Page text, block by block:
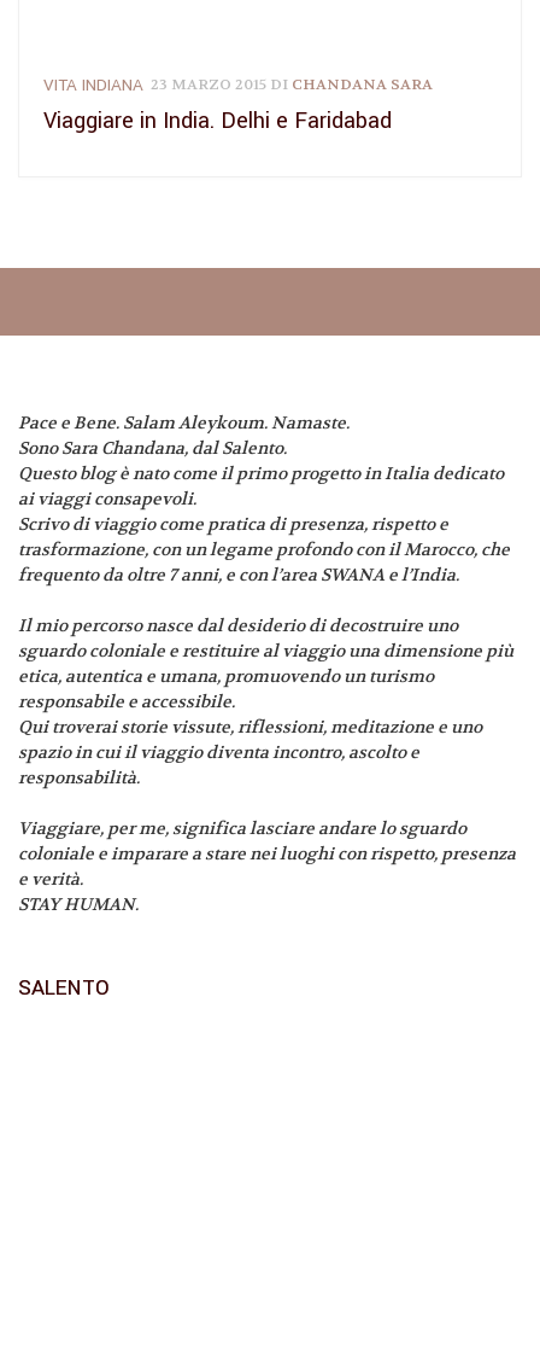
VITA INDIANA 23 MARZO 2015 DI CHANDANA SARA
Viaggiare in India. Delhi e Faridabad
Pace e Bene. Salam Aleykoum. Namaste.
Sono Sara Chandana, dal Salento.
Questo blog è nato come il primo progetto in Italia dedicato
ai viaggi consapevoli.
Scrivo di viaggio come pratica di presenza, rispetto e
trasformazione, con un legame profondo con il Marocco, che
frequento da oltre 7 anni, e con l’area SWANA e l’India.
Il mio percorso nasce dal desiderio di decostruire uno
sguardo coloniale e restituire al viaggio una dimensione più
etica, autentica e umana, promuovendo un turismo
responsabile e accessibile.
Qui troverai storie vissute, riflessioni, meditazione e uno
spazio in cui il viaggio diventa incontro, ascolto e
responsabilità.
Viaggiare, per me, significa lasciare andare lo sguardo
coloniale e imparare a stare nei luoghi con rispetto, presenza
e verità.
STAY HUMAN.
SALENTO